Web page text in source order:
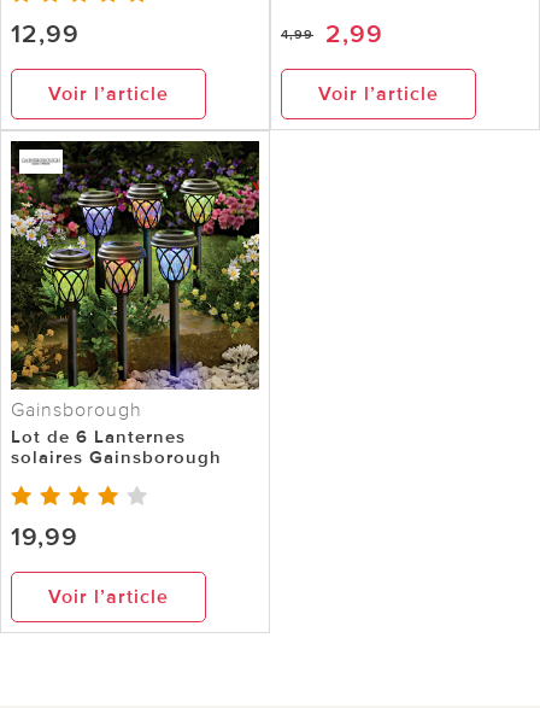
12,99
Voir l’article
4,99 2,99
Voir l’article
Gainsborough
Lot de 6 Lanternes
solaires Gainsborough
19,99
Voir l’article